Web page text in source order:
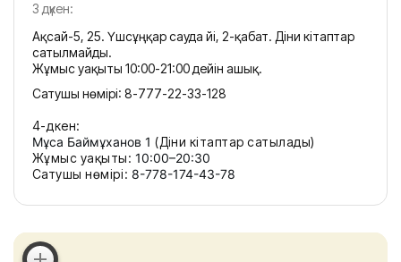
3 дүкен:
Ақсай-5, 25. Үшсұңқар сауда үйі, 2-қабат. Діни кітаптар
сатылмайды.
Жұмыс уақыты 10:00-21:00 дейін ашық.
Сатушы нөмірі: 8-777-22-33-128
4-дүкен:
Мұса Баймұханов 1 (Діни кітаптар сатылады)
Жұмыс уақыты: 10:00–20:30
Сатушы нөмірі: 8-778-174-43-78